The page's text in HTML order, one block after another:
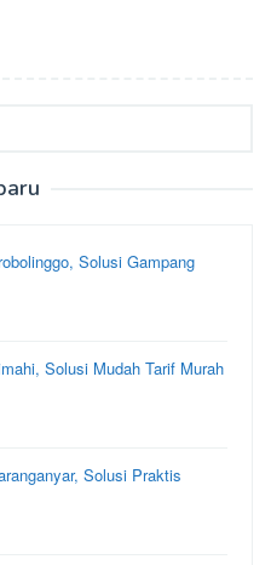
Solusi Gampang
Solusi Mudah Tarif Murah
Solusi Praktis